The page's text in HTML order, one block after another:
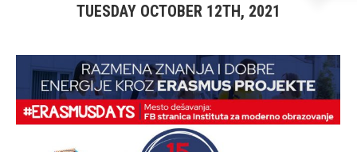
TUESDAY OCTOBER 12TH, 2021